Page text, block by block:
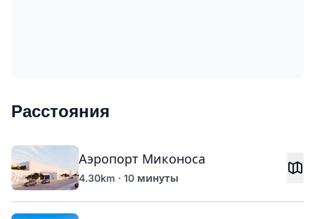
Расстояния
Аэропорт Миконоса
4.30km · 10 минуты